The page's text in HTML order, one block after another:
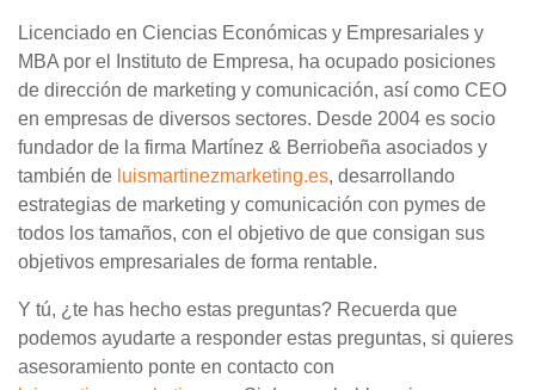
Licenciado en Ciencias Económicas y Empresariales y
MBA por el Instituto de Empresa, ha ocupado posiciones
de dirección de marketing y comunicación, así como CEO
en empresas de diversos sectores. Desde 2004 es socio
fundador de la firma Martínez & Berriobeña asociados y
también de luismartinezmarketing.es, desarrollando
estrategias de marketing y comunicación con pymes de
todos los tamaños, con el objetivo de que consigan sus
objetivos empresariales de forma rentable.
Y tú, ¿te has hecho estas preguntas? Recuerda que
podemos ayudarte a responder estas preguntas, si quieres
asesoramiento ponte en contacto con